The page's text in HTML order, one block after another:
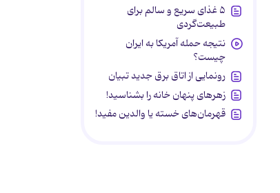
۵ غذای سریع و سالم برای
طبیعت‌گردی
نتیجه حمله آمریکا به ایران
چیست؟
رونمایی از اتاق برق جدید تبیان
زهرهای پنهان خانه را بشناسید!
قهرمان‌های خسته یا والدین مفید!